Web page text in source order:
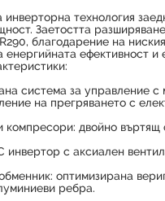
инверторна технология
Заетостта
благодарение на
ефективност и
система за управление
на прегряването с
компресори: двойно въртящ
инвертор с аксиален
оптимизирана
ребра.